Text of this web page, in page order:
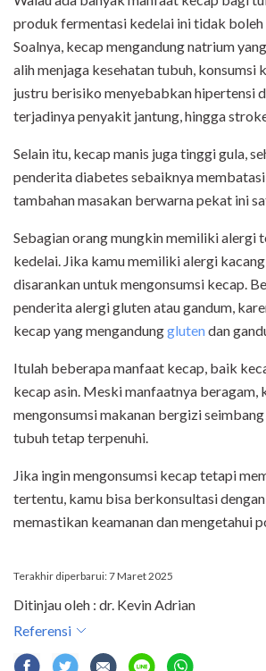
produk fermentasi kedelai ini tidak
Soalnya, kecap mengandung natrium
alih menjaga kesehatan tubuh, konsumsi
justru berisiko menyebabkan hipertensi
terjadinya penyakit jantung, hingga
Selain itu, kecap manis juga tinggi gula,
penderita diabetes sebaiknya
tambahan masakan berwarna pekat ini
Sebagian orang mungkin memiliki alergi
kedelai. Jika kamu memiliki alergi
disarankan untuk mengonsumsi kecap.
penderita alergi gluten atau gandum,
kecap yang mengandungglutendan
Itulah beberapa manfaat kecap, baik
kecap asin. Meski manfaatnya beragam,
mengonsumsi makanan bergizi
tubuh tetap terpenuhi.
Jika ingin mengonsumsi kecap tetapi
tertentu, kamu bisa berkonsultasi dengan
memastikan keamanan dan mengetahui
Terakhir diperbarui: 7 Maret 2025